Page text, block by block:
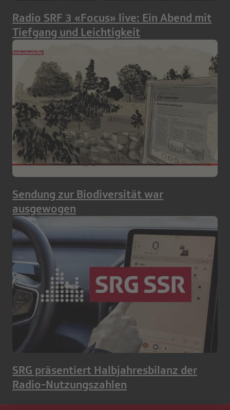
Radio SRF 3 «Focus» live: Ein Abend mit
Tiefgang und Leichtigkeit
Sendung zur Biodiversität war
ausgewogen
SRG präsentiert Halbjahresbilanz der
Radio-Nutzungszahlen